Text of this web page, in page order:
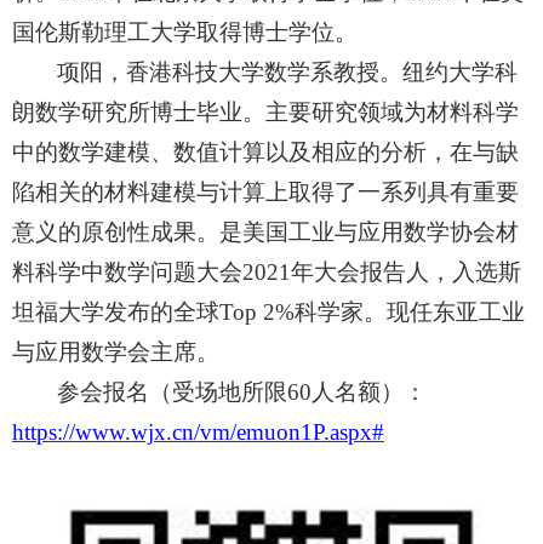
国伦斯勒理工大学取得博士学位。
项阳，香港科技大学数学系教授。纽约大学科
朗数学研究所博士毕业。主要研究领域为材料科学
中的数学建模、数值计算以及相应的分析，在与缺
陷相关的材料建模与计算上取得了一系列具有重要
意义的原创性成果。是美国工业与应用数学协会材
料科学中数学问题大会2021年大会报告人，入选斯
坦福大学发布的全球Top 2%科学家。现任东亚工业
与应用数学会主席。
参会报名（受场地所限60人名额）：
https://www.wjx.cn/vm/emuon1P.aspx#